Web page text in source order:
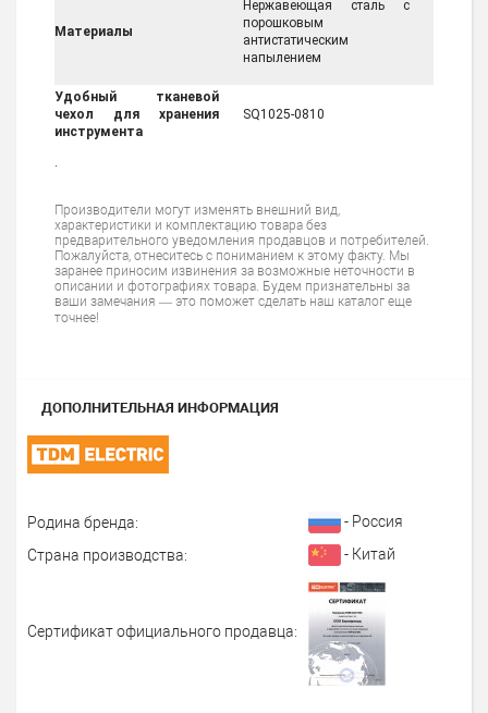
Материалы
Нержавеющая сталь с
порошковым
антистатическим
напылением
Удобный тканевой
чехол для хранения
инструмента
SQ1025-0810
Производители могут изменять внешний вид,
характеристики и комплектацию товара без
предварительного уведомления продавцов и потребителей.
Пожалуйста, отнеситесь с пониманием к этому факту. Мы
заранее приносим извинения за возможные неточности в
описании и фотографиях товара. Будем признательны за
ваши замечания — это поможет сделать наш каталог еще
точнее!
ДОПОЛНИТЕЛЬНАЯ ИНФОРМАЦИЯ
Родина бренда:
- Россия
Страна производства:
- Китай
Сертификат официального продавца: